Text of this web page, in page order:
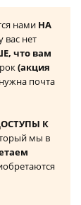
нами НА
вас нет
что вам
(акция
почта
К
мы в